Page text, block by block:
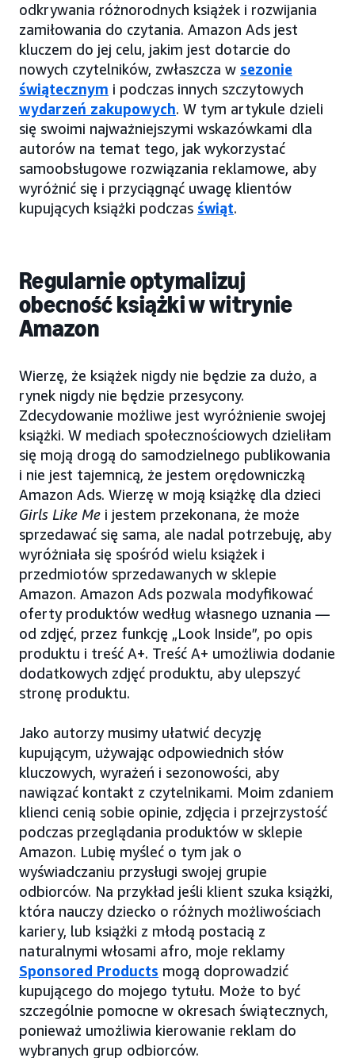
odkrywania różnorodnych książek i rozwijania
zamiłowania do czytania. Amazon Ads jest
kluczem do jej celu, jakim jest dotarcie do
nowych czytelników, zwłaszcza w sezonie
świątecznym i podczas innych szczytowych
wydarzeń zakupowych. W tym artykule dzieli
się swoimi najważniejszymi wskazówkami dla
autorów na temat tego, jak wykorzystać
samoobsługowe rozwiązania reklamowe, aby
wyróżnić się i przyciągnąć uwagę klientów
kupujących książki podczas świąt.
Regularnie optymalizuj
obecność książki w witrynie
Amazon
Wierzę, że książek nigdy nie będzie za dużo, a
rynek nigdy nie będzie przesycony.
Zdecydowanie możliwe jest wyróżnienie swojej
książki. W mediach społecznościowych dzieliłam
się moją drogą do samodzielnego publikowania
i nie jest tajemnicą, że jestem orędowniczką
Amazon Ads. Wierzę w moją książkę dla dzieci
Girls Like Me i jestem przekonana, że może
sprzedawać się sama, ale nadal potrzebuję, aby
wyróżniała się spośród wielu książek i
przedmiotów sprzedawanych w sklepie
Amazon. Amazon Ads pozwala modyfikować
oferty produktów według własnego uznania —
od zdjęć, przez funkcję „Look Inside”, po opis
produktu i treść A+. Treść A+ umożliwia dodanie
dodatkowych zdjęć produktu, aby ulepszyć
stronę produktu.
Jako autorzy musimy ułatwić decyzję
kupującym, używając odpowiednich słów
kluczowych, wyrażeń i sezonowości, aby
nawiązać kontakt z czytelnikami. Moim zdaniem
klienci cenią sobie opinie, zdjęcia i przejrzystość
podczas przeglądania produktów w sklepie
Amazon. Lubię myśleć o tym jak o
wyświadczaniu przysługi swojej grupie
odbiorców. Na przykład jeśli klient szuka książki,
która nauczy dziecko o różnych możliwościach
kariery, lub książki z młodą postacią z
naturalnymi włosami afro, moje reklamy
Sponsored Products mogą doprowadzić
kupującego do mojego tytułu. Może to być
szczególnie pomocne w okresach świątecznych,
ponieważ umożliwia kierowanie reklam do
wybranych grup odbiorców.